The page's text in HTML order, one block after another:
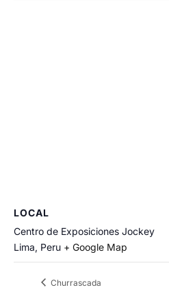
LOCAL
Centro de Exposiciones Jockey
Lima, Peru + Google Map
Churrascada